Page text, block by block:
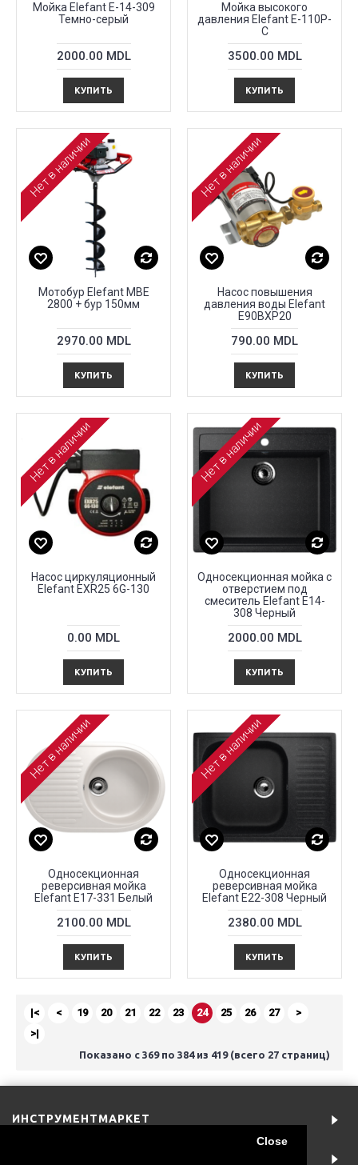
Close
Мойка Elefant E-14-309
Темно-cepый
2000.00 MDL
КУПИТЬ
Мойка высокого
давления Elefant E-110P-
C
3500.00 MDL
КУПИТЬ
Нет в наличии
Мотобур Elefant MBE
2800 + бур 150мм
2970.00 MDL
КУПИТЬ
Нет в наличии
Насос повышения
давления воды Elefant
E90BXP20
790.00 MDL
КУПИТЬ
Нет в наличии
Насос циркуляционный
Elefant EXR25 6G-130
0.00 MDL
КУПИТЬ
Нет в наличии
Односекционная мойка с
отверстием под
смеситель Elefant E14-
308 Черный
2000.00 MDL
КУПИТЬ
Нет в наличии
Односекционная
реверсивная мойка
Elefant E17-331 Белый
2100.00 MDL
КУПИТЬ
Нет в наличии
Односекционная
реверсивная мойка
Elefant E22-308 Черный
2380.00 MDL
КУПИТЬ
|< < 19 20 21 22 23 24 25 26 27
>
>|
Показано с 369 по 384 из 419 (всего 27 страниц)
ИНСТРУМЕНТМАРКЕТ